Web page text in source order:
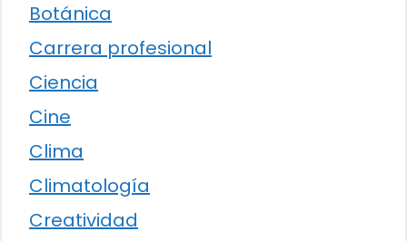
Botánica
Carrera profesional
Ciencia
Cine
Clima
Climatología
Creatividad